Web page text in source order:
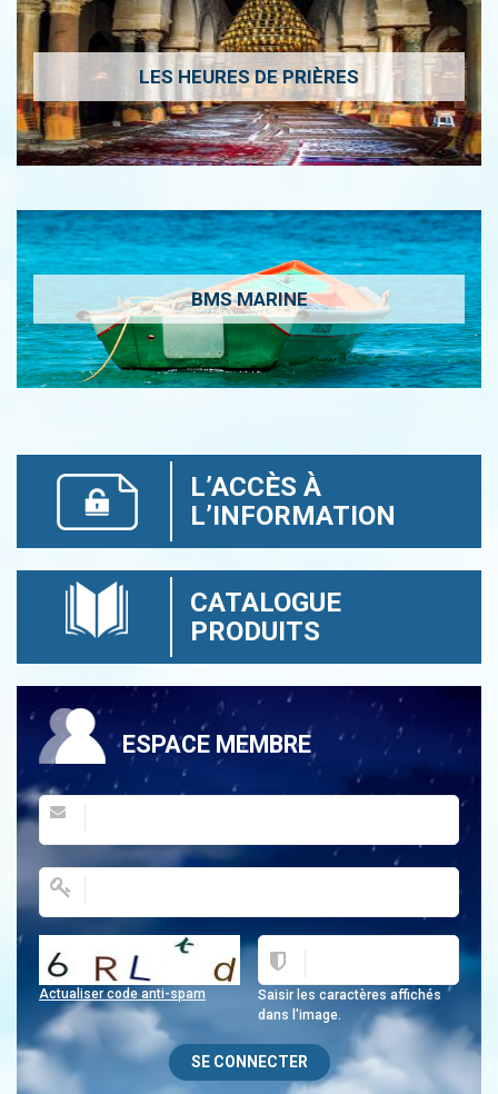
LES HEURES DE PRIÈRES
BMS MARINE
L’ACCÈS À
L’INFORMATION
CATALOGUE
PRODUITS
ESPACE MEMBRE
Saisir les caractères affichés
dans l'image.
Actualiser code anti-spam